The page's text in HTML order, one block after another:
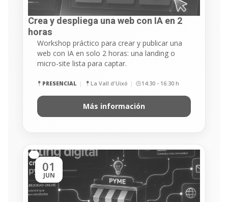
Crea y despliega una web con IA en 2
horas
Workshop práctico para crear y publicar una
web con IA en solo 2 horas: una landing o
micro-site lista para captar.
PRESENCIAL La Vall d'Uixó 14:30 - 16:30 h
Más información
01
JUN